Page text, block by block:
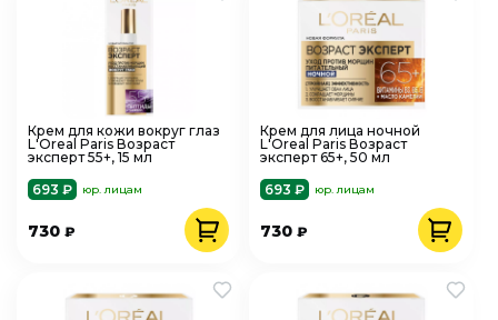
Крем для кожи вокруг глаз
L'Oreal Paris Возраст
эксперт 55+, 15 мл
693 ₽
юр. лицам
730 ₽
Крем для лица ночной
L'Oreal Paris Возраст
эксперт 65+, 50 мл
693 ₽
юр. лицам
730₽